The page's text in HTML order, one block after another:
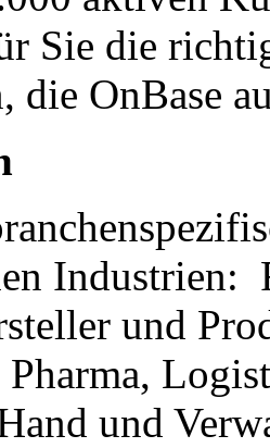
Sie die
die OnBase
Industrien:
und
und